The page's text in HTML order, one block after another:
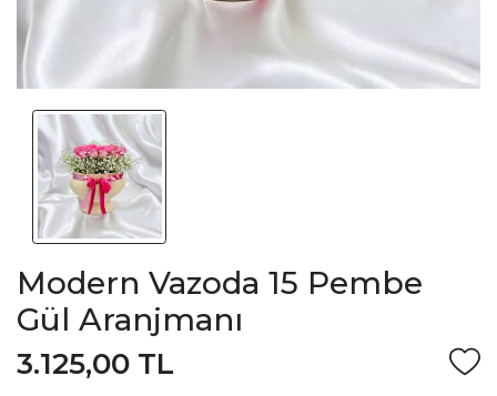
Modern Vazoda 15 Pembe
Gül Aranjmanı
3.125,00 TL